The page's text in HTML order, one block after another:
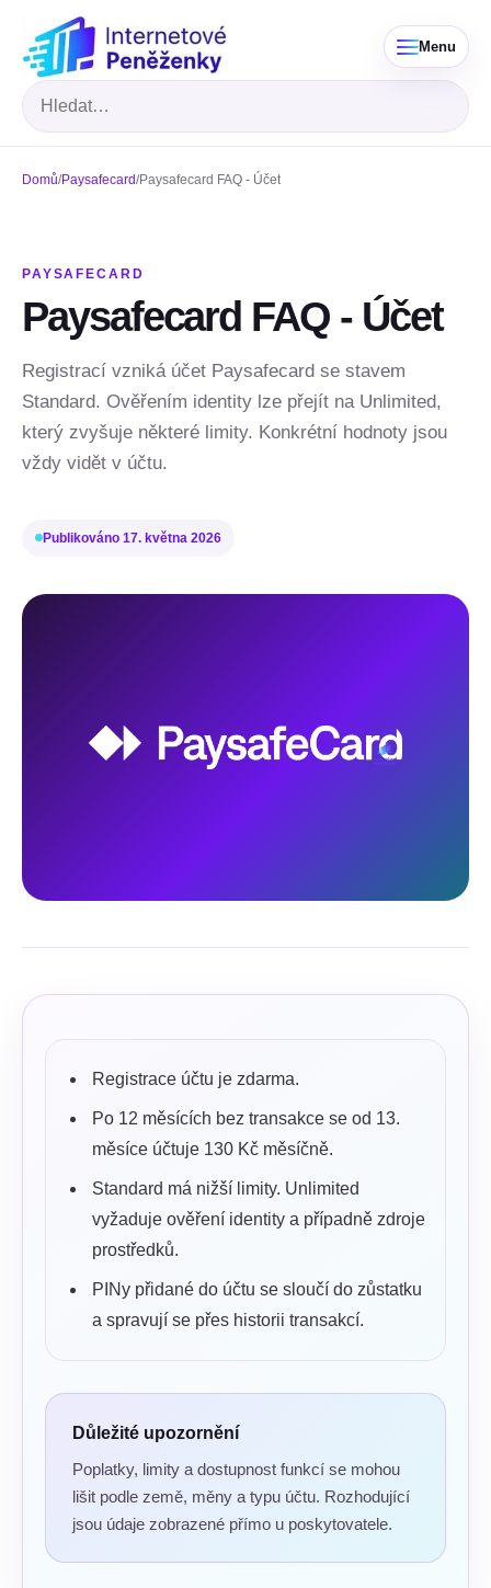
Menu
Hledat
Domů/Paysafecard/Paysafecard FAQ - Účet
PAYSAFECARD
Paysafecard FAQ - Účet
Registrací vzniká účet Paysafecard se stavem
Standard. Ověřením identity lze přejít na Unlimited,
který zvyšuje některé limity. Konkrétní hodnoty jsou
vždy vidět v účtu.
Publikováno 17. května 2026
Registrace účtu je zdarma.
Po 12 měsících bez transakce se od 13.
měsíce účtuje 130 Kč měsíčně.
Standard má nižší limity. Unlimited
vyžaduje ověření identity a případně zdroje
prostředků.
PINy přidané do účtu se sloučí do zůstatku
a spravují se přes historii transakcí.
Důležité upozornění
Poplatky, limity a dostupnost funkcí se mohou
lišit podle země, měny a typu účtu. Rozhodující
jsou údaje zobrazené přímo u poskytovatele.